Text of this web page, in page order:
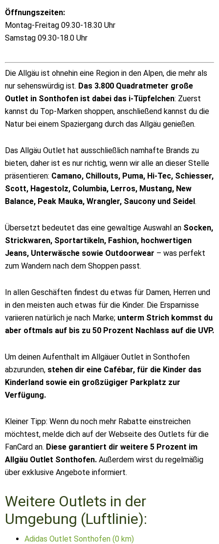
Öffnungszeiten:
Montag-Freitag 09.30-18.30 Uhr
Samstag 09.30-18.0 Uhr
Die Allgäu ist ohnehin eine Region in den Alpen, die mehr als
nur sehenswürdig ist. Das 3.800 Quadratmeter große
Outlet in Sonthofen ist dabei das i-Tüpfelchen: Zuerst
kannst du Top-Marken shoppen, anschließend kannst du die
Natur bei einem Spaziergang durch das Allgäu genießen.
Das Allgäu Outlet hat ausschließlich namhafte Brands zu
bieten, daher ist es nur richtig, wenn wir alle an dieser Stelle
präsentieren: Camano, Chillouts, Puma, Hi-Tec, Schiesser,
Scott, Hagestolz, Columbia, Lerros, Mustang, New
Balance, Peak Mauka, Wrangler, Saucony und Seidel.
Übersetzt bedeutet das eine gewaltige Auswahl an Socken,
Strickwaren, Sportartikeln, Fashion, hochwertigen
Jeans, Unterwäsche sowie Outdoorwear – was perfekt
zum Wandern nach dem Shoppen passt.
In allen Geschäften findest du etwas für Damen, Herren und
in den meisten auch etwas für die Kinder. Die Ersparnisse
variieren natürlich je nach Marke; unterm Strich kommst du
aber oftmals auf bis zu 50 Prozent Nachlass auf die UVP.
Um deinen Aufenthalt im Allgäuer Outlet in Sonthofen
abzurunden, stehen dir eine Cafébar, für die Kinder das
Kinderland sowie ein großzügiger Parkplatz zur
Verfügung.
Kleiner Tipp: Wenn du noch mehr Rabatte einstreichen
möchtest, melde dich auf der Webseite des Outlets für die
FanCard an. Diese garantiert dir weitere 5 Prozent im
Allgäu Outlet Sonthofen. Außerdem wirst du regelmäßig
über exklusive Angebote informiert.
Weitere Outlets in der
Umgebung (Luftlinie):
Adidas Outlet Sonthofen (0 km)